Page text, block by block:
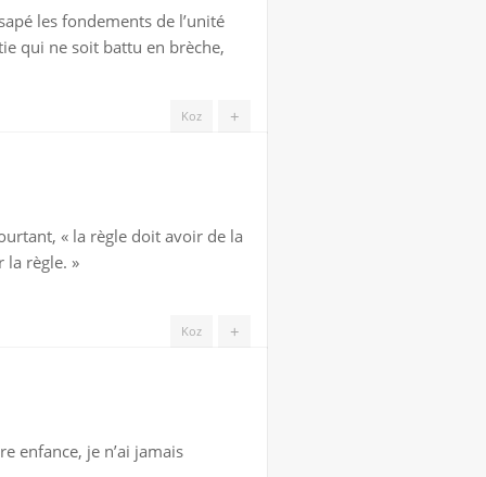
les fondements de l’unité
qui ne soit battu en brèche,
+
Koz
« la règle doit avoir de la
la règle. »
+
Koz
enfance, je n’ai jamais